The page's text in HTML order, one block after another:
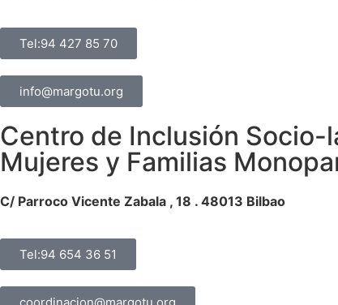
Tel:94 427 85 70
info@margotu.org
Centro de Inclusión Socio-
Mujeres y Familias
C/ Parroco Vicente Zabala , 18 . 48013 Bilbao
Tel:94 654 36 51